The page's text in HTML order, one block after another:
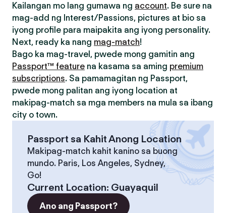
Kailangan mo lang gumawa ng account. Be sure na
mag-add ng Interest/Passions, pictures at bio sa
iyong profile para maipakita ang iyong personality.
Next, ready ka nang mag-match!
Bago ka mag-travel, pwede mong gamitin ang
Passport™ feature na kasama sa aming premium
subscriptions. Sa pamamagitan ng Passport,
pwede mong palitan ang iyong location at
makipag-match sa mga members na mula sa ibang
city o town.
Passport sa Kahit Anong Location
Makipag-match kahit kanino sa buong
mundo. Paris, Los Angeles, Sydney,
Go!
Current Location: Guayaquil
Ano ang Passport?